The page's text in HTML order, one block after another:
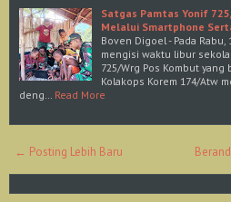
Satgas Pamtas Yonif
Melalui Smartphone
Boven Digoel - Pada Rabu,
mengisi waktu libur
725/Wrg Pos Kombut
Kolakops Korem 174/Atw
deng… Read More
← Posting Lebih Baru